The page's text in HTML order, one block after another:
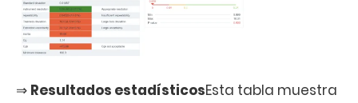
⇒ Resultados estadísticosEsta tabla muestra